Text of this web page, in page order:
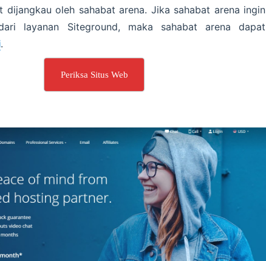
dijangkau oleh sahabat arena. Jika sahabat arena ingin
layanan Siteground, maka sahabat arena dapat
.
Periksa Situs Web